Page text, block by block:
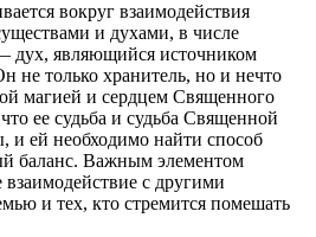
вокруг взаимодействия
и духами, в числе
дух, являющийся источником
не только хранитель, но и нечто
магией и сердцем Священного
ее судьба и судьба Священной
и ей необходимо найти способ
баланс. Важным элементом
взаимодействие с другими
и тех, кто стремится помешать